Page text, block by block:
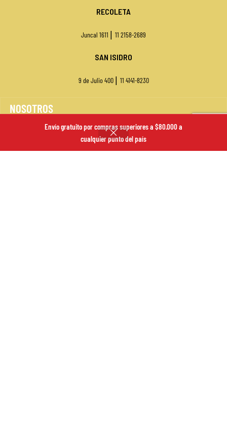
Envío gratuito por compras superiores a $80.000 a
cualquier punto del país
RECOLETA
Juncal 1611 | 11 2158-2689
SAN ISIDRO
9 de Julio 400 | 11 4141-8230
NOSOTROS
VENTA MAYORISTA
SUCURSALES